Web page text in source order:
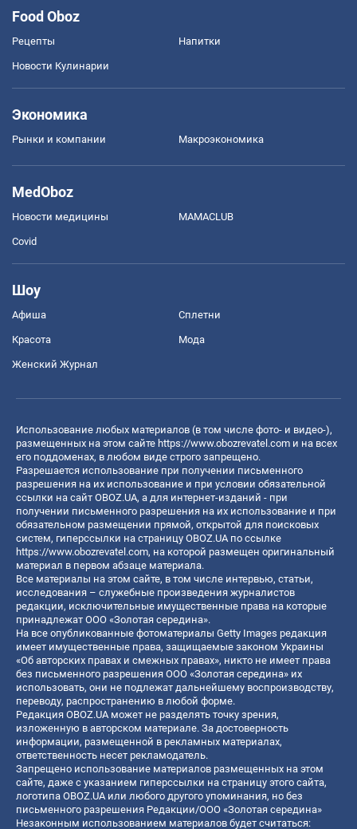
Food Oboz
Рецепты Напитки
Новости Кулинарии
Экономика
Рынки и компании Mакроэкономика
MedOboz
Новости медицины MAMACLUB
Covid
Шоу
Афиша Сплетни
Красота Мода
Женский Журнал
Использование любых материалов (в том числе фото- и видео-),
размещенных на этом сайте https://www.obozrevatel.com и на всех
его поддоменах, в любом виде строго запрещено.
Разрешается использование при получении письменного
разрешения на их использование и при условии обязательной
ссылки на сайт OBOZ.UA, а для интернет-изданий - при
получении письменного разрешения на их использование и при
обязательном размещении прямой, открытой для поисковых
систем, гиперссылки на страницу OBOZ.UA по ссылке
https://www.obozrevatel.com, на которой размещен оригинальный
материал в первом абзаце материала.
Все материалы на этом сайте, в том числе интервью, статьи,
исследования – служебные произведения журналистов
редакции, исключительные имущественные права на которые
принадлежат ООО «Золотая середина».
На все опубликованные фотоматериалы Getty Images редакция
имеет имущественные права, защищаемые законом Украины
«Об авторских правах и смежных правах», никто не имеет права
без письменного разрешения ООО «Золотая середина» их
использовать, они не подлежат дальнейшему воспроизводству,
переводу, распространению в любой форме.
Редакция OBOZ.UA может не разделять точку зрения,
изложенную в авторском материале. За достоверность
информации, размещенной в рекламных материалах,
ответственность несет рекламодатель.
Запрещено использование материалов размещенных на этом
сайте, даже с указанием гиперссылки на страницу этого сайта,
логотипа OBOZ.UA или любого другого упоминания, но без
письменного разрешения Редакции/ООО «Золотая середина»
Незаконным использованием материалов будет считаться: